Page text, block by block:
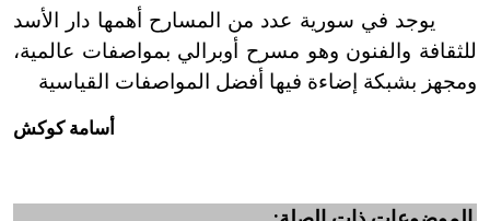
يوجد في سورية عدد من المسارح أهمها دار الأسد
للثقافة والفنون وهو مسرح أوبرالي بمواصفات عالمية،
ومجهز بشبكة إضاءة فيها أفضل المواصفات القياسية
أسامة كوكش